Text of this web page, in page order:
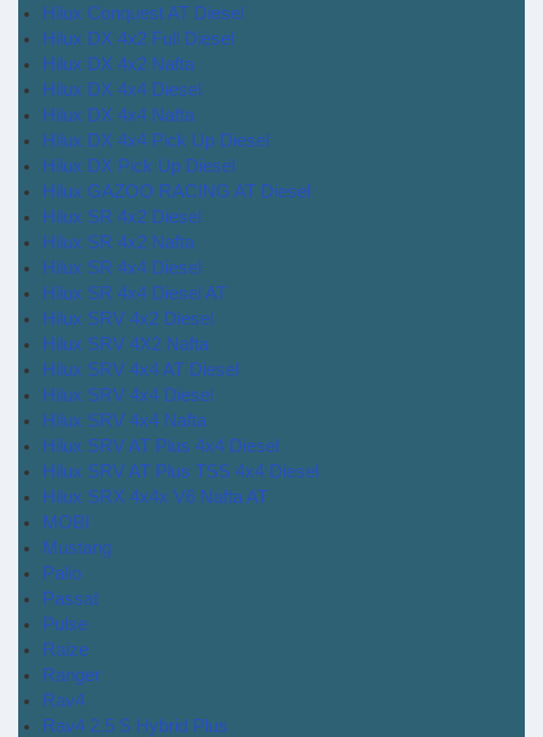
Hilux Conquest AT Diesel
Hilux DX 4x2 Full Diesel
Hilux DX 4x2 Nafta
Hilux DX 4x4 Diesel
Hilux DX 4x4 Nafta
Hilux DX 4x4 Pick Up Diesel
Hilux DX Pick Up Diesel
Hilux GAZOO RACING AT Diesel
Hilux SR 4x2 Diesel
Hilux SR 4x2 Nafta
Hilux SR 4x4 Diesel
Hilux SR 4x4 Diesel AT
Hilux SRV 4x2 Diesel
Hilux SRV 4X2 Nafta
Hilux SRV 4x4 AT Diesel
Hilux SRV 4x4 Diesel
Hilux SRV 4x4 Nafta
Hilux SRV AT Plus 4x4 Diesel
Hilux SRV AT Plus TSS 4x4 Diesel
Hilux SRX 4x4x V6 Nafta AT
MOBI
Mustang
Palio
Passat
Pulse
Raize
Ranger
Rav4
Rav4 2.5 S Hybrid Plus